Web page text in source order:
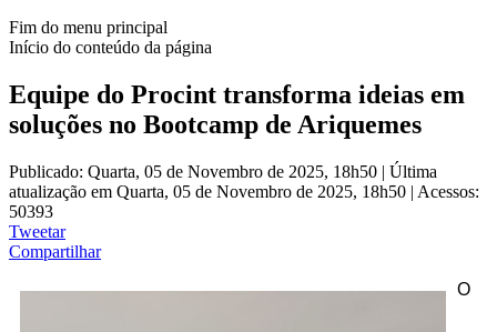
Fim do menu principal
Início do conteúdo da página
Equipe do Procint transforma ideias em
soluções no Bootcamp de Ariquemes
Publicado: Quarta, 05 de Novembro de 2025, 18h50 | Última
atualização em Quarta, 05 de Novembro de 2025, 18h50 | Acessos:
50393
Tweetar
Compartilhar
O